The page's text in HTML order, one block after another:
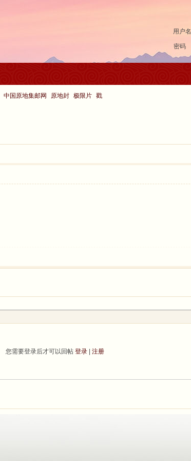
用户名
密码
中国原地集邮网 原地封 极限片 戳
您需要登录后才可以回帖 登录| 注册